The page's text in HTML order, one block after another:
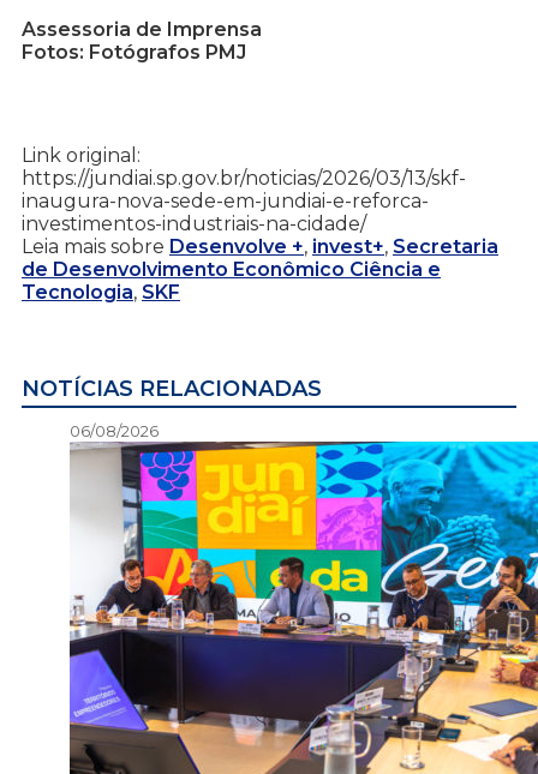
Assessoria de Imprensa
Fotos: Fotógrafos PMJ
Link original:
https://jundiai.sp.gov.br/noticias/2026/03/13/skf-
inaugura-nova-sede-em-jundiai-e-reforca-
investimentos-industriais-na-cidade/
Leia mais sobre Desenvolve +, invest+, Secretaria
de Desenvolvimento Econômico Ciência e
Tecnologia, SKF
NOTÍCIAS RELACIONADAS
06/08/2026